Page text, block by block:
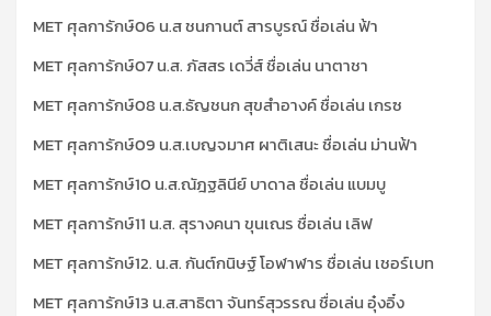
MET ศุลการักษ์06 น.ส ชนกานต์ สารบูรณ์ ชื่อเล่น ฟ้า
MET ศุลการักษ์07 น.ส. ภัสสร เดวี่ส์ ชื่อเล่น นาตาชา
MET ศุลการักษ์08 น.ส.ธัญชนก สุขสำอางค์ ชื่อเล่น เกรซ
MET ศุลการักษ์09 น.ส.เบญจมาศ ผาติเสนะ ชื่อเล่น ม่านฟ้า
MET ศุลการักษ์10 น.ส.ณัฎฐลินีย์ บาดาล ชื่อเล่น แบมบู
MET ศุลการักษ์11 น.ส. สุรางคนา ขุนเณร ชื่อเล่น เลิฟ
MET ศุลการักษ์12. น.ส. กันต์กนิษฐ์ โอฬาฬาร ชื่อเล่น เชอร์เบท
MET ศุลการักษ์13 น.ส.สาธิตา จันทร์สุวรรณ ชื่อเล่น อุ๋งอิ๋ง